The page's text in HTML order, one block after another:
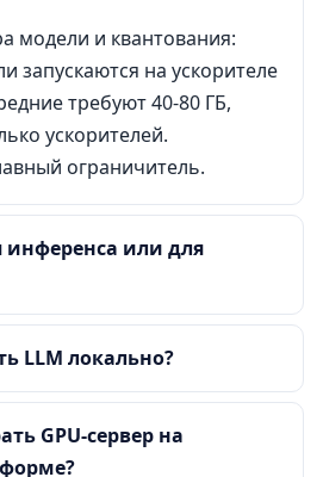
модели и квантования:
запускаются на ускорителе
требуют 40-80 ГБ,
ускорителей.
ограничитель.
инференса или для
LLM локально?
GPU-сервер на